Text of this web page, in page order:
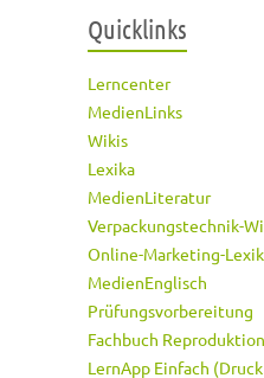
Quicklinks
Lerncenter
MedienLinks
Wikis
Lexika
MedienLiteratur
Verpackungstechnik-
Online-Marketing-
MedienEnglisch
Prüfungsvorbereitung
Fachbuch
LernApp Einfach